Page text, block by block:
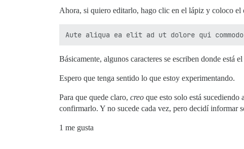
Ahora, si quiero editarlo, hago clic en el lápiz y coloco el
Básicamente, algunos caracteres se escriben donde está el
Espero que tenga sentido lo que estoy experimentando.
Para que quede claro, creo que esto solo está
confirmarlo. Y no sucede cada vez, pero decidí informar
1 me gusta